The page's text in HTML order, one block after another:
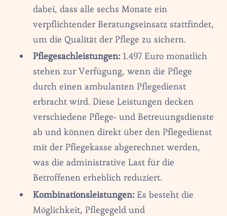
dabei, dass alle sechs Monate ein
verpflichtender Beratungseinsatz stattfindet,
um die Qualität der Pflege zu sichern.
Pflegesachleistungen:1.497 Euro monatlich
stehen zur Verfügung, wenn die Pflege
durch einen ambulanten Pflegedienst
erbracht wird. Diese Leistungen decken
verschiedene Pflege- und Betreuungsdienste
ab und können direkt über den Pflegedienst
mit der Pflegekasse abgerechnet werden,
was die administrative Last für die
Betroffenen erheblich reduziert.
Kombinationsleistungen:Es besteht die
Möglichkeit, Pflegegeld und